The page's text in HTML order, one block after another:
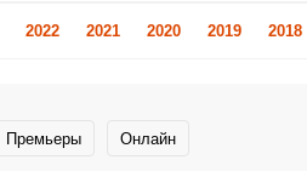
2022 2021 2020 2019 2018
Премьеры Онлайн